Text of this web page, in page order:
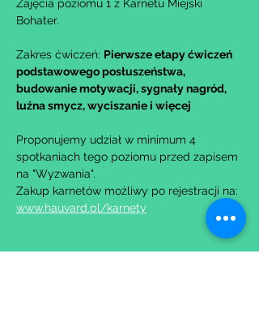
Zajęcia poziomu 1 z Karnetu Miejski
Bohater.
Zakres ćwiczeń: Pierwsze etapy ćwiczeń
podstawowego posłuszeństwa,
budowanie motywacji, sygnały nagród,
luźna smycz, wyciszanie i więcej
Proponujemy udział w minimum 4
spotkaniach tego poziomu przed zapisem
na "Wyzwania".
Zakup karnetów możliwy po rejestracji na:
www.hauvard.pl/karnety